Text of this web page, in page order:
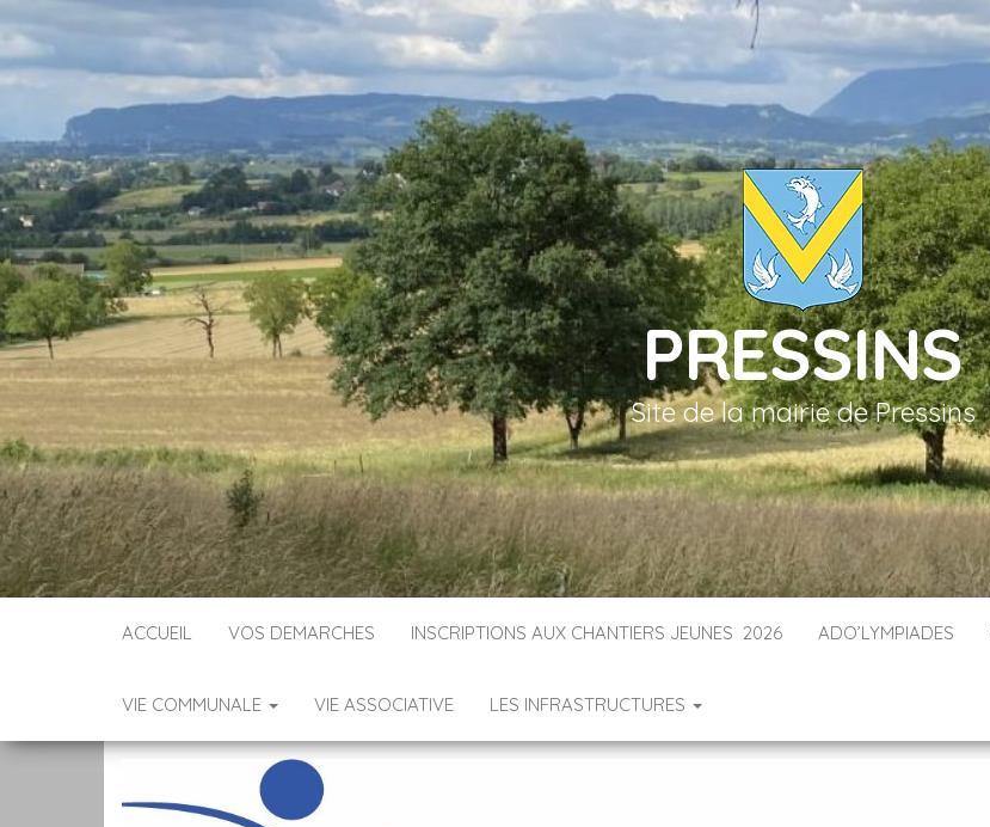
PRESSINS
Site de la mairie de Pressins
ACCUEIL VOS DEMARCHES INSCRIPTIONS AUX CHANTIERS JEUNES 2026 ADO’LYMPIADES
VIE COMMUNALE VIE ASSOCIATIVE LES INFRASTRUCTURES